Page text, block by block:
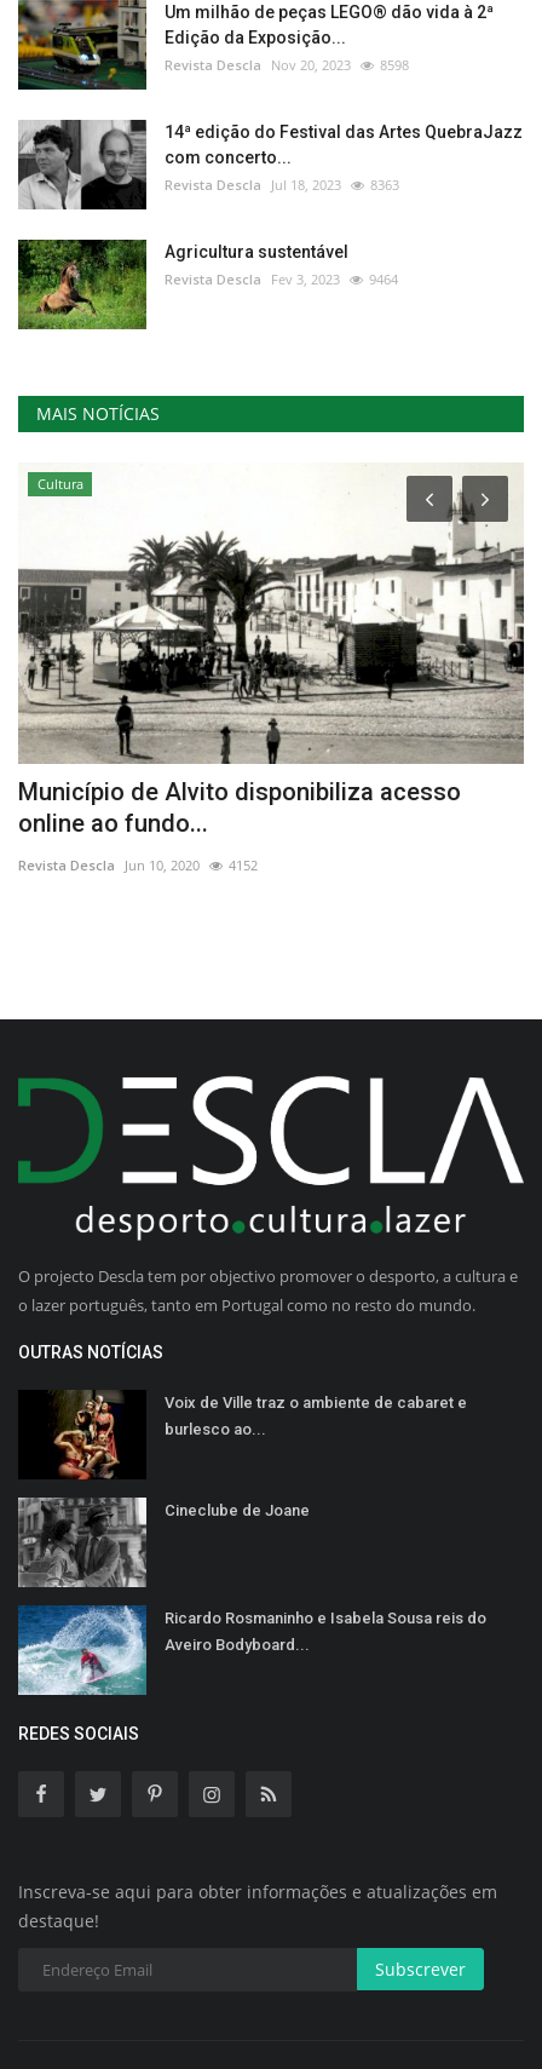
Um milhão de peças LEGO® dão vida à 2ª
Edição da Exposição...
Revista Descla Nov 20, 2023 8598
14ª edição do Festival das Artes QuebraJazz
com concerto...
Revista Descla Jul 18, 2023 8363
Agricultura sustentável
Revista Descla Fev 3, 2023 9464
MAIS NOTÍCIAS
Cultura
Município de Alvito disponibiliza acesso
online ao fundo...
Revista Descla Jun 10, 2020 4152
O projecto Descla tem por objectivo promover o desporto, a cultura e
o lazer português, tanto em Portugal como no resto do mundo.
OUTRAS NOTÍCIAS
Voix de Ville traz o ambiente de cabaret e
burlesco ao...
Cineclube de Joane
Ricardo Rosmaninho e Isabela Sousa reis do
Aveiro Bodyboard...
REDES SOCIAIS
Inscreva-se aqui para obter informações e atualizações em
destaque!
Subscrever